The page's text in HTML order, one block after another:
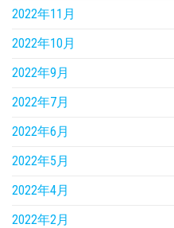
2022年11月
2022年10月
2022年9月
2022年7月
2022年6月
2022年5月
2022年4月
2022年2月